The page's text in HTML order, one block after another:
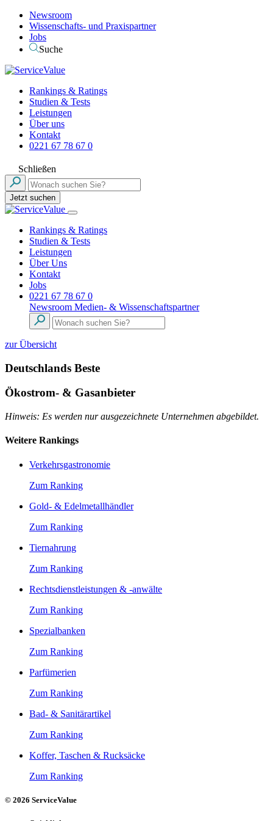
Newsroom
Wissenschafts- und Praxispartner
Jobs
Suche
Rankings & Ratings
Studien & Tests
Leistungen
Über uns
Kontakt
0221 67 78 67 0
Schließen
Jetzt suchen
Rankings & Ratings
Studien & Tests
Leistungen
Über Uns
Kontakt
Jobs
0221 67 78 67 0
Newsroom Medien- & Wissenschaftspartner
zur Übersicht
Deutschlands Beste
Ökostrom- & Gasanbieter
Hinweis: Es werden nur ausgezeichnete Unternehmen abgebildet.
Weitere Rankings
Verkehrsgastronomie
Zum Ranking
Gold- & Edelmetallhändler
Zum Ranking
Tiernahrung
Zum Ranking
Rechtsdienstleistungen & -anwälte
Zum Ranking
Spezialbanken
Zum Ranking
Parfümerien
Zum Ranking
Bad- & Sanitärartikel
Zum Ranking
Koffer, Taschen & Rucksäcke
Zum Ranking
© 2026 ServiceValue